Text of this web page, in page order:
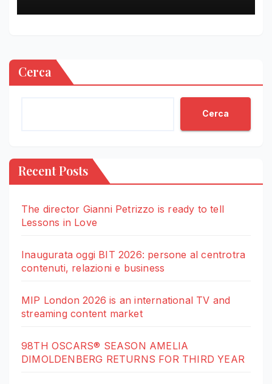
Cerca
Cerca
Recent Posts
The director Gianni Petrizzo is ready to tell
Lessons in Love
Inaugurata oggi BIT 2026: persone al centrotra
contenuti, relazioni e business
MIP London 2026 is an international TV and
streaming content market
98TH OSCARS® SEASON AMELIA
DIMOLDENBERG RETURNS FOR THIRD YEAR